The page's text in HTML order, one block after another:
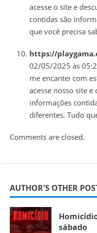
acesse o site e
contidas são
que você precisa
https://
02/05/2025 às
me encantei com
acesse nosso site e
informações
diferentes. Tudo
Comments are closed.
AUTHOR'S OTHER
sábado